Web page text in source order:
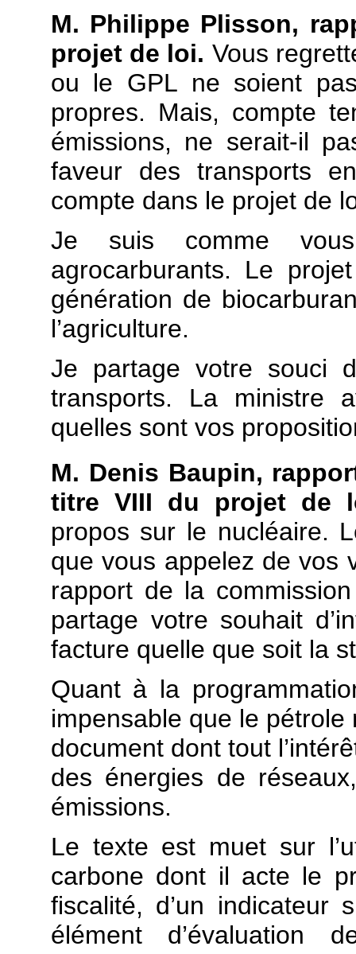
M. Philippe Plisson,
projet de loi. Vous
ou le GPL ne soient
propres. Mais, compte
émissions, ne serait-il
faveur des transports
compte dans le projet de
Je suis comme
agrocarburants. Le
génération de
l’agriculture.
Je partage votre souci
transports. La ministre
quelles sont vos
M. Denis Baupin,
titre VIII du projet de
propos sur le nucléaire.
que vous appelez de vos
rapport de la
partage votre souhait
facture quelle que soit la
Quant à la
impensable que le
document dont tout
des énergies de
émissions.
Le texte est muet sur
carbone dont il acte le
fiscalité, d’un indicateur
élément d’évaluation